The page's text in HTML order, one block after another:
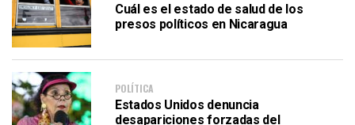
Cuál es el estado de salud de los
presos políticos en Nicaragua
POLÍTICA
Estados Unidos denuncia
desapariciones forzadas del